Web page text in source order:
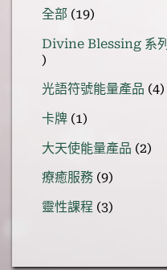
全部 1919
產
Divine Blessing 系列
1
產
品
光語符號能量產品 44
卡牌 11
產
品
大天使能量產品 22
療癒服務 99
產
靈性課程 33